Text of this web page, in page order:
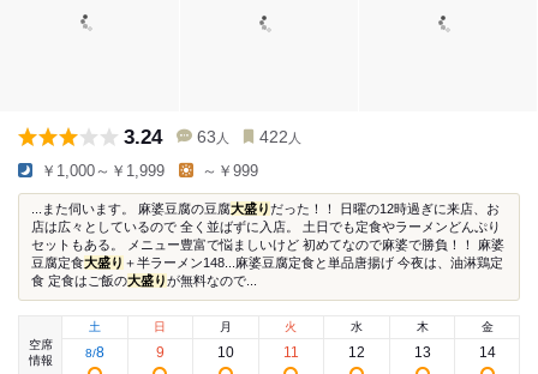
3.24 63 人 422 人
￥1,000～￥1,999 ～￥999
...また伺います。 麻婆豆腐の豆腐大盛りだった！！ 日曜の12時過ぎに来店、お
店は広々としているので 全く並ばずに入店。 土日でも定食やラーメンどんぷり
セットもある。 メニュー豊富で悩ましいけど 初めてなので麻婆で勝負！！ 麻婆
豆腐定食大盛り ＋半ラーメン148...麻婆豆腐定食と単品唐揚げ 今夜は、油淋鶏定
食 定食はご飯の大盛りが無料なので...
空席
情報
土
8/8
日
9
月
10
火
11
水
12
木
13
金
14